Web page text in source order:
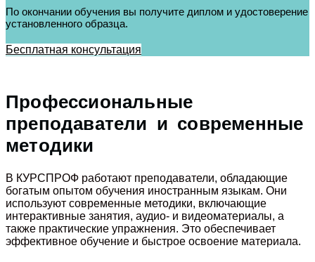
По окончании обучения вы получите диплом и удостоверение
установленного образца.
Бесплатная консультация
Профессиональные
преподаватели и современные
методики
В КУРСПРОФ работают преподаватели, обладающие
богатым опытом обучения иностранным языкам. Они
используют современные методики, включающие
интерактивные занятия, аудио- и видеоматериалы, а
также практические упражнения. Это обеспечивает
эффективное обучение и быстрое освоение материала.